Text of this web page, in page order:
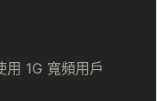
用 1G 寬頻用戶